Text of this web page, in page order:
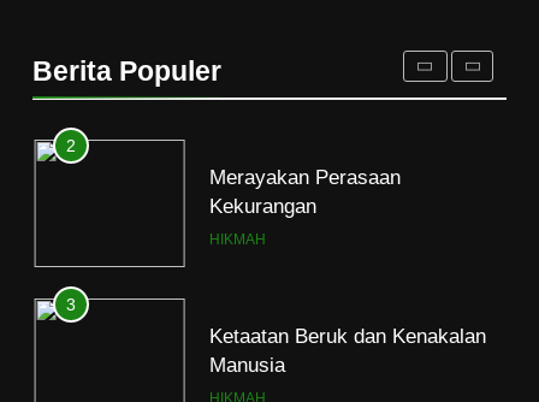
Berita Populer
2
HIKMAH
HIKMAH